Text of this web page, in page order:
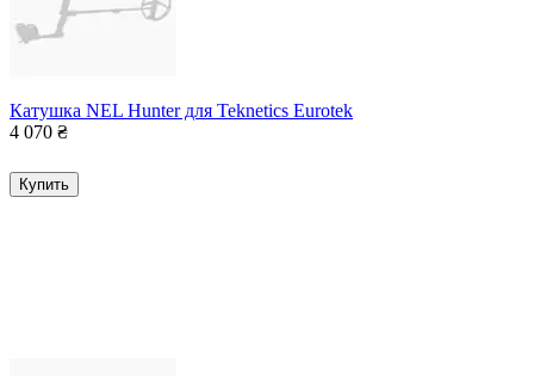
Катушка NEL Hunter для Teknetics Eurotek
4 070 ₴
Купить